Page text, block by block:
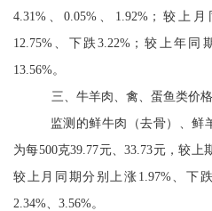
4.31% 、0.05% 1.92%；较上月
12.75% 、下跌3.22% ；较上年同
13.56%。
三、牛羊肉、禽、蛋鱼类价
监测的鲜牛肉（去骨）、鲜
为每500克39.77元、33.73元，较上
较上月同期分别上涨 1.97%、下
2.34%
3.56%。